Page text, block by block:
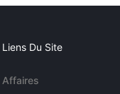
Liens Du Site
Affaires